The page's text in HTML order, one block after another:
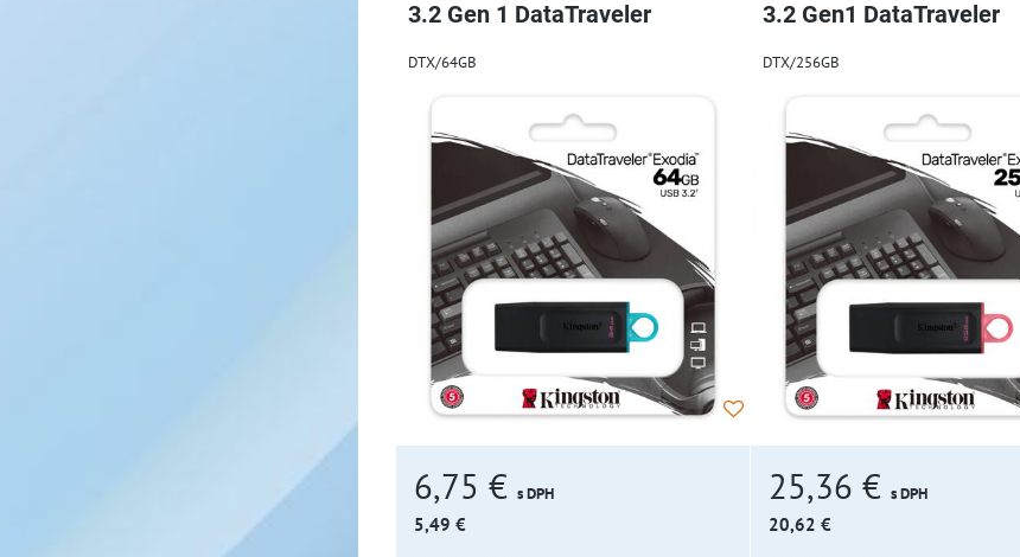
3.2 Gen 1 DataTraveler
DTX/64GB
6,75 € s DPH
5,49 €
3.2 Gen1 DataTraveler
DTX/256GB
25,36 € s DPH
20,62 €